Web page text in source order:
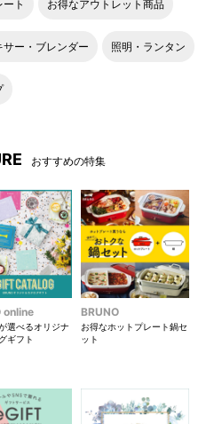
リボン
ト お得なアウトレット商品
サー・ブレンダー 照明・ランタン
おすすめの特集
online
選べるオリジナ
ギフト
BRUNO
お得なホットプレート鍋セ
ット